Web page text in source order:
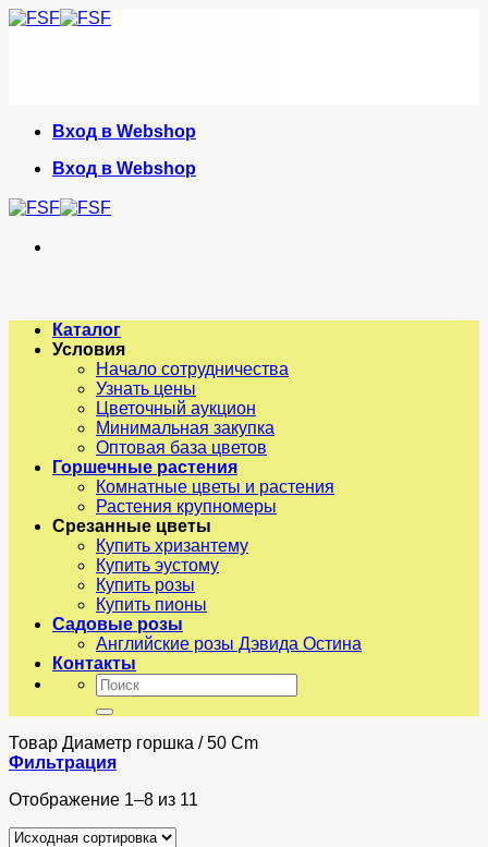
Skip
Вход в Webshop
Вход в Webshop
Каталог
Условия
Начало сотрудничества
Узнать цены
Цветочный аукцион
Минимальная закупка
Оптовая база цветов
Горшечные растения
Комнатные цветы и растения
Растения крупномеры
Срезанные цветы
Купить хризантему
Купить эустому
Купить розы
Купить пионы
Садовые розы
Английские розы Дэвида Остина
Контакты
Искать:
Товар Диаметр горшка /50 Cm
Фильтрация
Отображение 1–8 из 11